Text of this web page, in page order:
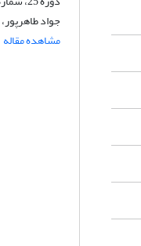
جواد
مشاهده مقاله